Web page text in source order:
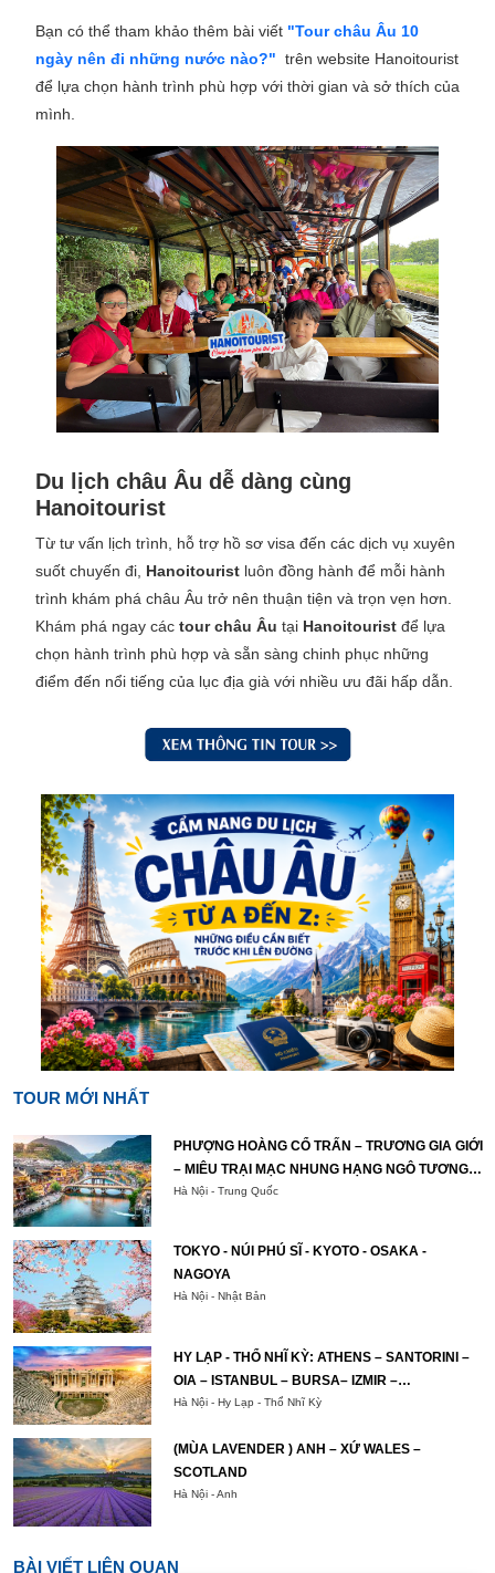
Bạn có thể tham khảo thêm bài viết "Tour châu Âu 10
ngày nên đi những nước nào?" trên website Hanoitourist
để lựa chọn hành trình phù hợp với thời gian và sở thích của
mình.
Du lịch châu Âu dễ dàng cùng
Hanoitourist
Từ tư vấn lịch trình, hỗ trợ hồ sơ visa đến các dịch vụ xuyên
suốt chuyến đi, Hanoitourist luôn đồng hành để mỗi hành
trình khám phá châu Âu trở nên thuận tiện và trọn vẹn hơn.
Khám phá ngay các tour châu Âu tại Hanoitourist để lựa
chọn hành trình phù hợp và sẵn sàng chinh phục những
điểm đến nổi tiếng của lục địa già với nhiều ưu đãi hấp dẫn.
TOUR MỚI NHẤT
PHƯỢNG HOÀNG CỔ TRẤN – TRƯƠNG GIA GIỚI
– MIÊU TRẠI MẠC NHUNG HẠNG NGÔ TƯƠNG
TÂY
Hà Nội - Trung Quốc
TOKYO - NÚI PHÚ SĨ - KYOTO - OSAKA -
NAGOYA
Hà Nội - Nhật Bản
HY LẠP - THỔ NHĨ KỲ: ATHENS – SANTORINI –
OIA – ISTANBUL – BURSA– IZMIR –
PAMUKKALE – CAPPADOCIA – ISTANBUL
Hà Nội - Hy Lạp - Thổ Nhĩ Kỳ
(MÙA LAVENDER ) ANH – XỨ WALES –
SCOTLAND
Hà Nội - Anh
BÀI VIẾT LIÊN QUAN